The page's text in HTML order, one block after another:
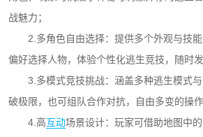
战魅力；
2.多角色自由选择：提供多个外观与技
偏好选择人物，体验个性化逃生竞技，随时
3.多模式竞技挑战：涵盖多种逃生模式
破极限，也可组队合作对抗，自由多变的操
4.高互动场景设计：玩家可借助地图中